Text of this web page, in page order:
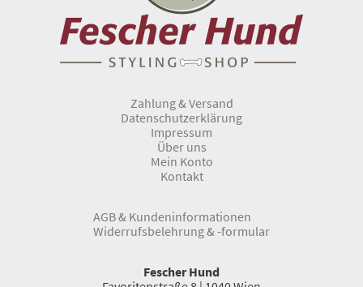
Zahlung & Versand
Datenschutzerklärung
Impressum
Über uns
Mein Konto
Kontakt
AGB & Kundeninformationen
Widerrufsbelehrung & -formular
Fescher Hund